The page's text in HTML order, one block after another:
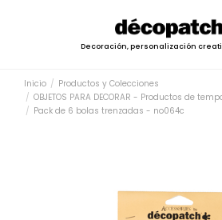
Decoración, personalización
Inicio
Productos y Colecciones
OBJETOS PARA DECORAR - Productos de
Pack de 6 bolas trenzadas - no064c